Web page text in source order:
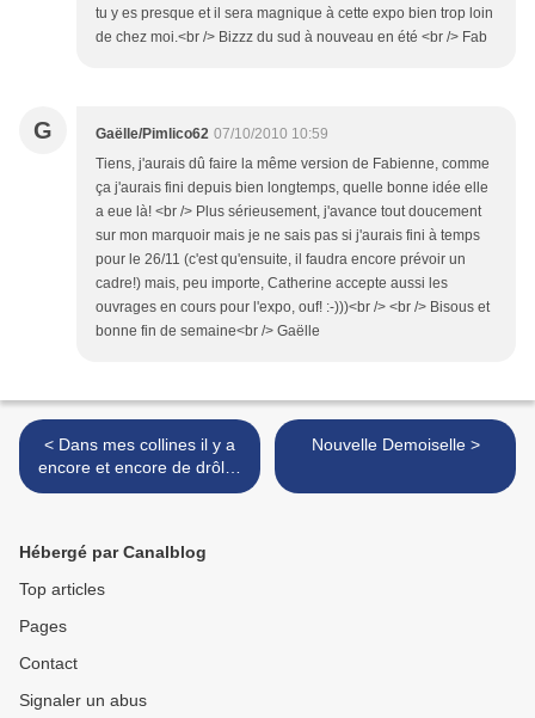
tu y es presque et il sera magnique à cette expo bien trop loin
de chez moi.<br /> Bizzz du sud à nouveau en été <br /> Fab
G Gaëlle/Pimlico62 07/10/2010 10:59
Tiens, j'aurais dû faire la même version de Fabienne, comme
ça j'aurais fini depuis bien longtemps, quelle bonne idée elle
a eue là! <br /> Plus sérieusement, j'avance tout doucement
sur mon marquoir mais je ne sais pas si j'aurais fini à temps
pour le 26/11 (c'est qu'ensuite, il faudra encore prévoir un
cadre!) mais, peu importe, Catherine accepte aussi les
ouvrages en cours pour l'expo, ouf! :-)))<br /> <br /> Bisous et
bonne fin de semaine<br /> Gaëlle
< Dans mes collines il y a
encore et encore de drôles
de bestioles !
Nouvelle Demoiselle >
Hébergé par Canalblog
Top articles
Pages
Contact
Signaler un abus